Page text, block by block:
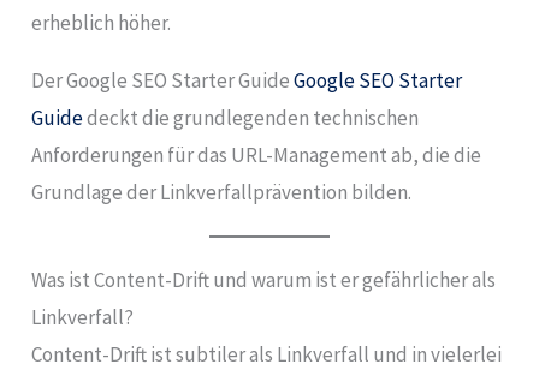
erheblich höher.
Der Google SEO Starter GuideGoogle SEO Starter
Guidedeckt die grundlegenden technischen
Anforderungen für das URL-Management ab, die die
Grundlage der Linkverfallprävention bilden.
Was ist Content-Drift und warum ist er gefährlicher als
Linkverfall?
Content-Drift ist subtiler als Linkverfall und in vielerlei